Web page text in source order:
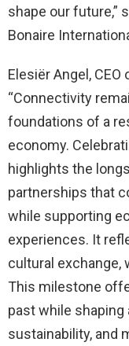
shape our future,”
Bonaire
Elesiër Angel,
“Connectivity
foundations of a
economy.
highlights the
partnerships that
while supporting
experiences. It
cultural exchange,
This milestone
past while
sustainability, and